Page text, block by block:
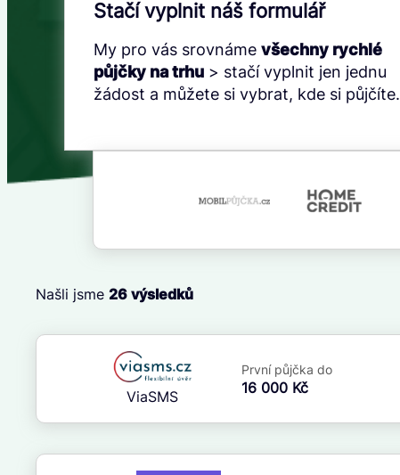
Stačí vyplnit náš formulář
My pro vás srovnáme všechny rychlé
půjčky na trhu > stačí vyplnit jen jednu
žádost a můžete si vybrat, kde si půjčíte.
Od
Do
ano
Našli jsme 26 výsledků
ViaSMS
První půjčka do
16 000 Kč